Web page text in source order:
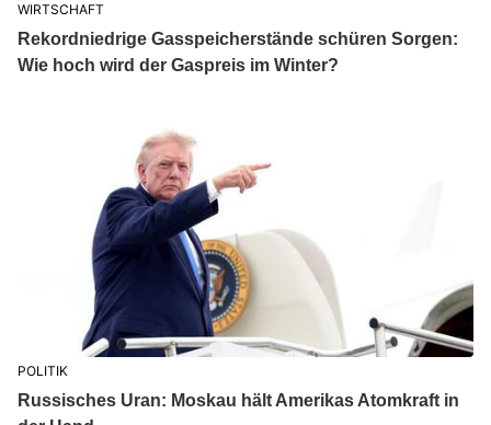
WIRTSCHAFT
Rekordniedrige Gasspeicherstände schüren Sorgen:
Wie hoch wird der Gaspreis im Winter?
POLITIK
Russisches Uran: Moskau hält Amerikas Atomkraft in